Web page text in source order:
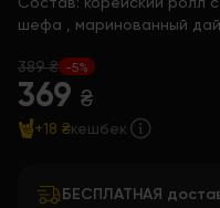
шефа , маринованный
389 ₴ -5%
369 ₴
+18 ₴кешбек
БЕСПЛАТНАЯ